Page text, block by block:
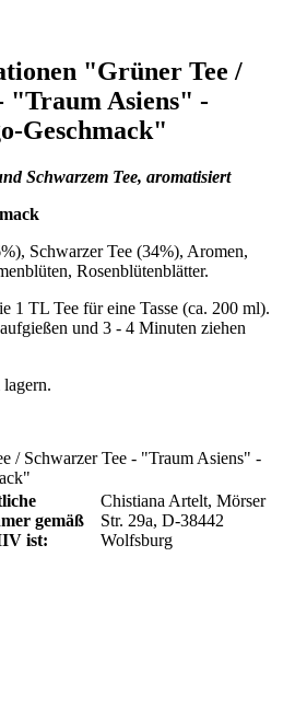
"Grüner Tee /
"Traum Asiens" -
Geschmack"
Schwarzem Tee, aromatisiert
Schwarzer Tee (34%), Aromen,
Rosenblütenblätter.
1 TL Tee für eine Tasse (ca. 200 ml).
und 3 - 4 Minuten ziehen
/ Schwarzer Tee - "Traum Asiens" -
gemäß
ist:
Chistiana Artelt, Mörser
Str. 29a, D-38442
Wolfsburg